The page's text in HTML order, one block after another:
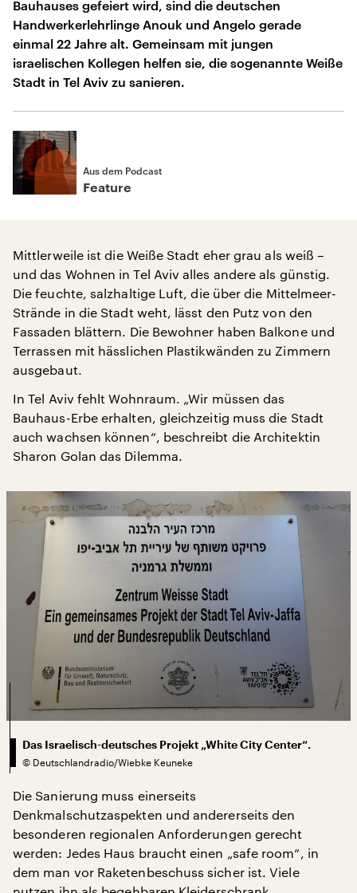
Bauhauses gefeiert wird, sind die deutschen
Handwerkerlehrlinge Anouk und Angelo gerade
einmal 22 Jahre alt. Gemeinsam mit jungen
israelischen Kollegen helfen sie, die sogenannte Weiße
Stadt in Tel Aviv zu sanieren.
Aus dem Podcast
Feature
Mittlerweile ist die Weiße Stadt eher grau als weiß –
und das Wohnen in Tel Aviv alles andere als günstig.
Die feuchte, salzhaltige Luft, die über die Mittelmeer-
Strände in die Stadt weht, lässt den Putz von den
Fassaden blättern. Die Bewohner haben Balkone und
Terrassen mit hässlichen Plastikwänden zu Zimmern
ausgebaut.
In Tel Aviv fehlt Wohnraum. „Wir müssen das
Bauhaus-Erbe erhalten, gleichzeitig muss die Stadt
auch wachsen können“, beschreibt die Architektin
Sharon Golan das Dilemma.
Das Israelisch-deutsches Projekt „White City Center“.
© Deutschlandradio/Wiebke Keuneke
Die Sanierung muss einerseits
Denkmalschutzaspekten und andererseits den
besonderen regionalen Anforderungen gerecht
werden: Jedes Haus braucht einen „safe room“, in
dem man vor Raketenbeschuss sicher ist. Viele